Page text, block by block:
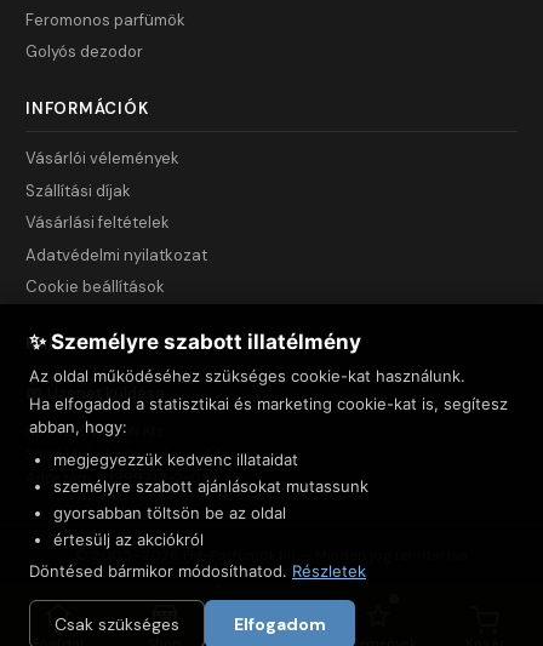
Feromonos parfümök
Golyós dezodor
INFORMÁCIÓK
Vásárlói vélemények
Szállítási díjak
Vásárlási feltételek
Adatvédelmi nyilatkozat
Cookie beállítások
KAPCSOLAT
Üzenet küldése
NET INNOVATION Kft.
3535 Miskolc, Csendes u. 44.
Adószám: 23999743-2-05
© 2005–2026 FM-Parfümök.hu — Minden jog fenntartva
✨ Személyre szabott illatélmény
Az oldal működéséhez szükséges cookie-kat használunk.
Ha elfogadod a statisztikai és marketing cookie-kat is, segítesz
abban, hogy:
megjegyezzük kedvenc illataidat
személyre szabott ajánlásokat mutassunk
gyorsabban töltsön be az oldal
értesülj az akciókról
Döntésed bármikor módosíthatod. Részletek
Csak szükséges Elfogadom